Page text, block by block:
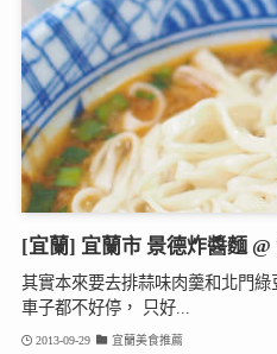
[宜蘭] 宜蘭市 景德炸醬麵
其實本來要去排蒜味肉羹和北門
車子都不好停， 只好...
2013-09-29 宜蘭美食推薦